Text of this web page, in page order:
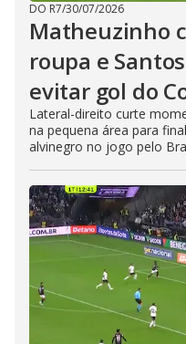
DO R7/30/07/2026
Matheuzinho
roupa e
evitar gol do
Lateral-direito curte
na pequena área para
alvinegro no jogo pelo